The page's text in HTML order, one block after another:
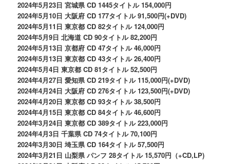
2024年5月23日 宮城県 CD 1445タイトル 154,000円
2024年5月10日 大阪府 CD 177タイトル 91,500円(+DVD)
2024年5月11日 東京都 CD 82タイトル 124,000円
2024年5月9日 北海道 CD 90タイトル 82,200円
2024年5月13日 京都府 CD 47タイトル 46,000円
2024年5月13日 東京都 CD 43タイトル 26,400円
2024年5月4日 東京都 CD 81タイトル 52,500円
2024年4月27日 愛知県 CD 219タイトル 115,000円(+DVD)
2024年4月24日 大阪府 CD 276タイトル 123,500円(+DVD)
2024年4月20日 東京都 CD 93タイトル 38,500円
2024年4月15日 東京都 CD 84タイトル 46,600円
2024年3月24日 東京都 CD 389タイトル 223,000円
2024年4月3日 千葉県 CD 74タイトル 70,100円
2024年3月30日 埼玉県 CD 164タイトル 57,500円
2024年3月21日 山梨県 パンフ 28タイトル 15,570円（+CD,LP)